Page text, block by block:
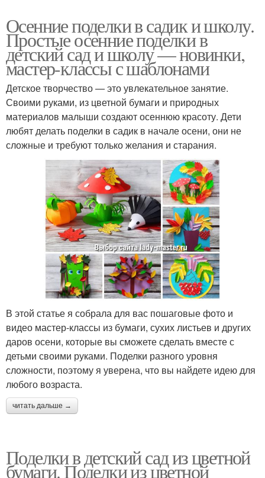
Осенние поделки в садик и школу.
Простые осенние поделки в
детский сад и школу — новинки,
мастер-классы с шаблонами
Детское творчество — это увлекательное занятие.
Своими руками, из цветной бумаги и природных
материалов малыши создают осеннюю красоту. Дети
любят делать поделки в садик в начале осени, они не
сложные и требуют только желания и старания.
В этой статье я собрала для вас пошаговые фото и
видео мастер-классы из бумаги, сухих листьев и других
даров осени, которые вы сможете сделать вместе с
детьми своими руками. Поделки разного уровня
сложности, поэтому я уверена, что вы найдете идею для
любого возраста.
читать дальше →
Поделки в детский сад из цветной
бумаги. Поделки из цветной